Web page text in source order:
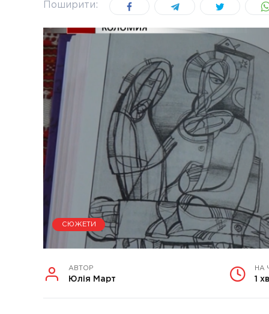
Поширити:
СЮЖЕТИ
АВТОР
Юлія Март
НА
1 хв